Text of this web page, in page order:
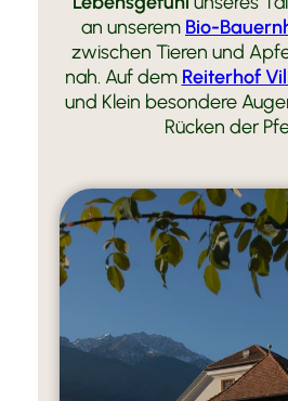
an unserem Bio-
zwischen Tieren und
nah. Auf dem Reiterhof
und Klein besondere
Rücken der